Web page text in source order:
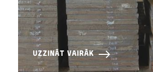
UZZINĀT VAIRĀK